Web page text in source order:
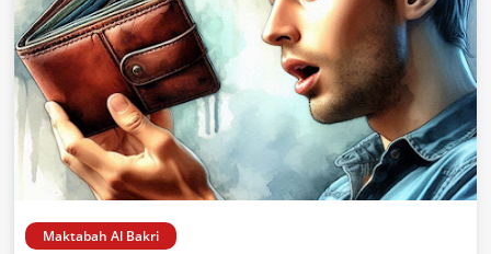
Maktabah Al Bakri